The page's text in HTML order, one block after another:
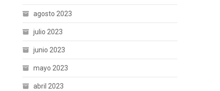
agosto 2023
julio 2023
junio 2023
mayo 2023
abril 2023